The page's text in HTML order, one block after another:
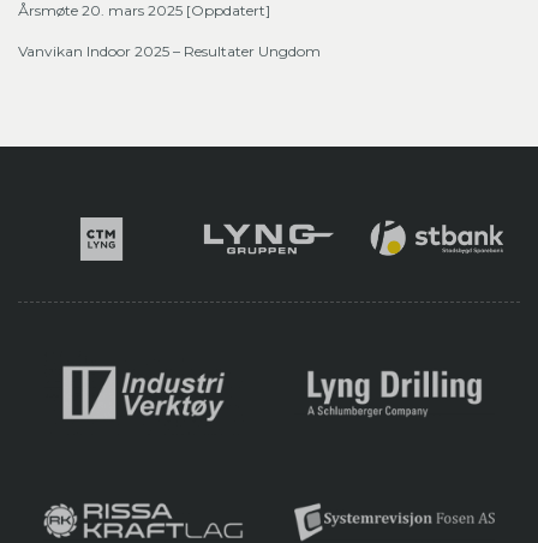
Årsmøte 20. mars 2025 [Oppdatert]
Vanvikan Indoor 2025 – Resultater Ungdom